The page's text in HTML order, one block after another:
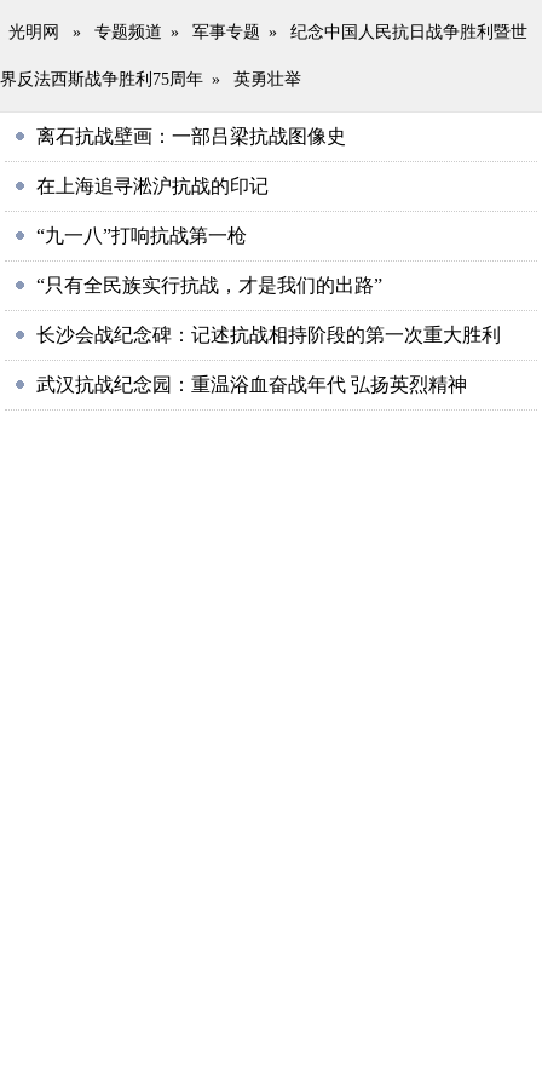
光明网 » 专题频道 » 军事专题 » 纪念中国人民抗日战争胜利暨世
界反法西斯战争胜利75周年 » 英勇壮举
离石抗战壁画：一部吕梁抗战图像史
在上海追寻淞沪抗战的印记
“九一八”打响抗战第一枪
“只有全民族实行抗战，才是我们的出路”
长沙会战纪念碑：记述抗战相持阶段的第一次重大胜利
武汉抗战纪念园：重温浴血奋战年代 弘扬英烈精神